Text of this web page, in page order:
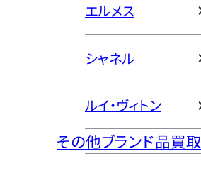
エルメス
シャネル
ルイ・ヴィトン
その他ブランド品買取